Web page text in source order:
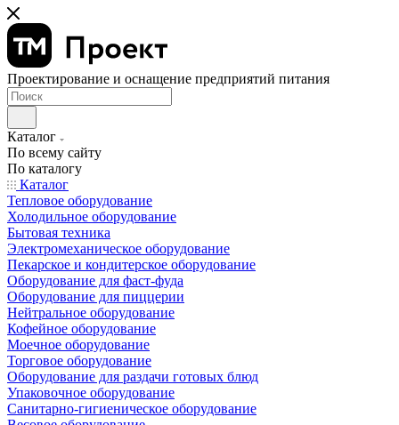
Проектирование и оснащение предприятий питания
Каталог
По всему сайту
По каталогу
Каталог
Тепловое оборудование
Холодильное оборудование
Бытовая техника
Электромеханическое оборудование
Пекарское и кондитерское оборудование
Оборудование для фаст-фуда
Оборудование для пиццерии
Нейтральное оборудование
Кофейное оборудование
Моечное оборудование
Торговое оборудование
Оборудование для раздачи готовых блюд
Упаковочное оборудование
Санитарно-гигиеническое оборудование